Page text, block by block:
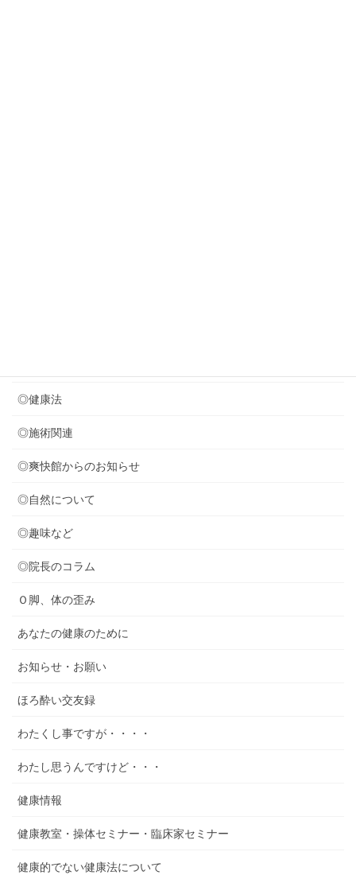
◎健康法
◎施術関連
◎爽快館からのお知らせ
◎自然について
◎趣味など
◎院長のコラム
Ｏ脚、体の歪み
あなたの健康のために
お知らせ・お願い
ほろ酔い交友録
わたくし事ですが・・・・
わたし思うんですけど・・・
健康情報
健康教室・操体セミナー・臨床家セミナー
健康的でない健康法について